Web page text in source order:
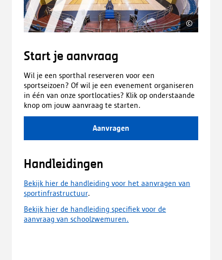
©
Start je aanvraag
Wil je een sporthal reserveren voor een
sportseizoen? Of wil je een evenement organiseren
in één van onze sportlocaties? Klik op onderstaande
knop om jouw aanvraag te starten.
Aanvragen
Handleidingen
Bekijk hier de handleiding voor het aanvragen van
sportinfrastructuur.
Bekijk hier de handleiding specifiek voor de
aanvraag van schoolzwemuren.